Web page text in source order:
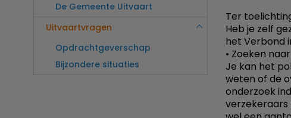
De Gemeente Uitvaart
Uitvaartvragen
Opdrachtgeverschap
Bijzondere situaties
Ter
Heb je zelf
het Verbond
• Zoeken
Je kan het
weten of de
onderzoek
verzekeraars